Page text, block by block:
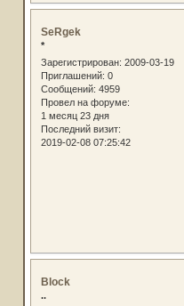
SeRgek
*
Зарегистрирован: 2009-03-19
Приглашений: 0
Сообщений: 4959
Провел на форуме:
1 месяц 23 дня
Последний визит:
2019-02-08 07:25:42
Block
..